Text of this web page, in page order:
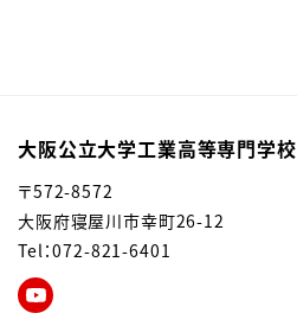
大阪公立大学工業高等専門学校
〒572-8572
大阪府寝屋川市幸町26-12
Tel：072-821-6401